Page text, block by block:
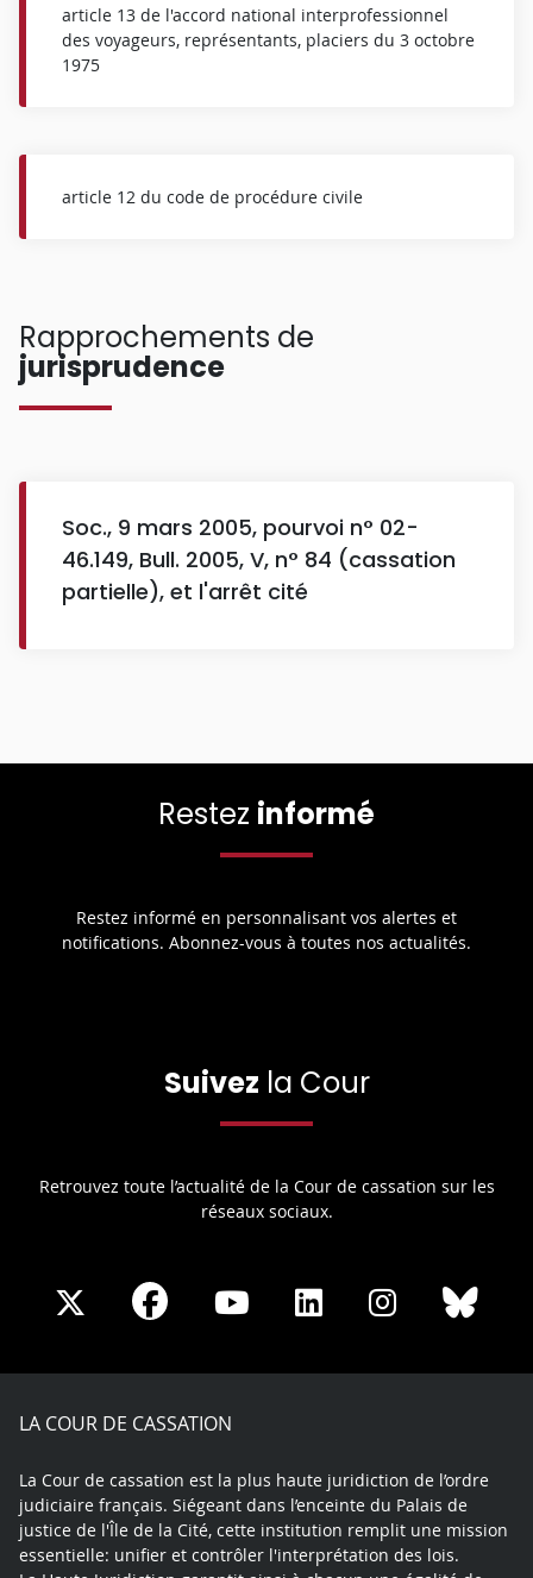
article 13 de l'accord national interprofessionnel
des voyageurs, représentants, placiers du 3 octobre
1975
article 12 du code de procédure civile
Rapprochements de
jurisprudence
Soc., 9 mars 2005, pourvoi n° 02-
46.149, Bull. 2005, V, n° 84 (cassation
partielle), et l'arrêt cité
Restez informé
Restez informé en personnalisant vos alertes et
notifications. Abonnez-vous à toutes nos actualités.
Suivez la Cour
Retrouvez toute l’actualité de la Cour de cassation sur les
réseaux sociaux.
Share
X
Share
Facebook
Share
Youtube
Share
LinkedIn
Share
Instagram
LA COUR DE CASSATION
La Cour de cassation est la plus haute juridiction de l’ordre
judiciaire français. Siégeant dans l’enceinte du Palais de
justice de l'Île de la Cité, cette institution remplit une mission
essentielle: unifier et contrôler l'interprétation des lois.